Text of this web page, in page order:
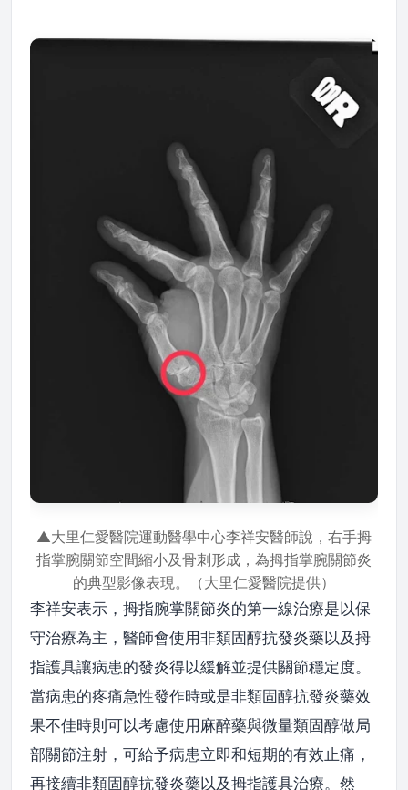
▲大里仁愛醫院運動醫學中心李祥安醫師說，右手拇
指掌腕關節空間縮小及骨刺形成，為拇指掌腕關節炎
的典型影像表現。（大里仁愛醫院提供）
李祥安表示，拇指腕掌關節炎的第一線治療是以保
守治療為主，醫師會使用非類固醇抗發炎藥以及拇
指護具讓病患的發炎得以緩解並提供關節穩定度。
當病患的疼痛急性發作時或是非類固醇抗發炎藥效
果不佳時則可以考慮使用麻醉藥與微量類固醇做局
部關節注射，可給予病患立即和短期的有效止痛，
再接續非類固醇抗發炎藥以及拇指護具治療。然